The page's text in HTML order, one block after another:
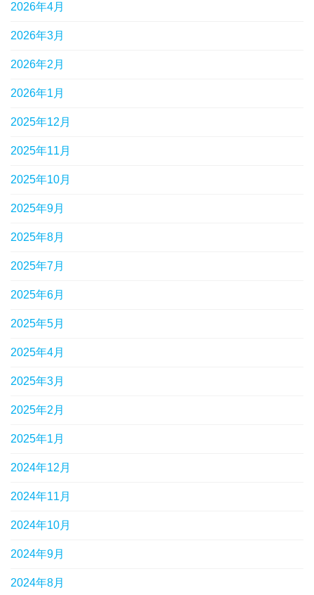
2026年4月
2026年3月
2026年2月
2026年1月
2025年12月
2025年11月
2025年10月
2025年9月
2025年8月
2025年7月
2025年6月
2025年5月
2025年4月
2025年3月
2025年2月
2025年1月
2024年12月
2024年11月
2024年10月
2024年9月
2024年8月